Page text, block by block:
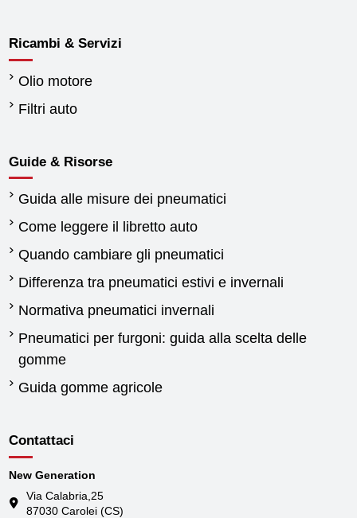
Ricambi & Servizi
Olio motore
Filtri auto
Guide & Risorse
Guida alle misure dei pneumatici
Come leggere il libretto auto
Quando cambiare gli pneumatici
Differenza tra pneumatici estivi e invernali
Normativa pneumatici invernali
Pneumatici per furgoni: guida alla scelta delle
gomme
Guida gomme agricole
Contattaci
New Generation
Via Calabria,25
87030 Carolei (CS)